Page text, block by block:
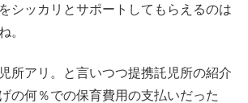
シッカリとサポートしてもらえるのは
。
所アリ。と言いつつ提携託児所の紹介
の何％での保育費用の支払いだった